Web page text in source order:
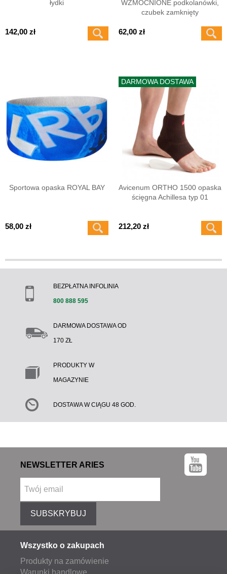
łydki
142,00 zł
WZMOCNIONE podkolanówki,
czubek zamknięty
62,00 zł
Sportowa opaska ROYAL BAY
58,00 zł
DARMOWA DOSTAWA
Avicenum ORTHO 1500 opaska
ścięgna Achillesa typ 01
212,20 zł
BEZPŁATNA INFOLINIA
800 888 595
DARMOWA DOSTAWA OD
170 ZŁ
PRODUKTY W
MAGAZYNIE
DOSTAWA W CIĄGU 48 GOD.
NEWSLETTER ARIES
SUBSKRYBUJ
Wszystko o zakupach
Produkty na zamówienie
Warunki handlowe